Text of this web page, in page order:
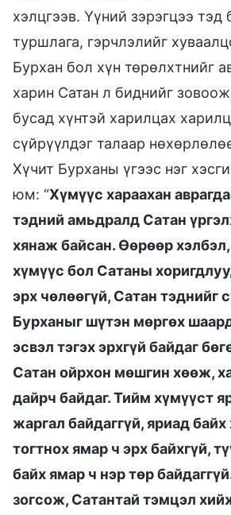
хэлцгээв. Үүний зэрэгцээ тэд
туршлага, гэрчлэлийг
Бурхан бол хүн төрөлхтнийг
харин Сатан л биднийг
бусад хүнтэй харилцах
сүйрүүлдэг талаар
Хүчит Бурханы үгээс нэг
юм: “Хүмүүс хараахан
тэдний амьдралд Сатан
хянаж байсан. Өөрөөр хэлбэл,
хүмүүс бол Сатаны
эрх чөлөөгүй, Сатан тэднийг
Бурханыг шүтэн мөргөх
эсвэл тэгэх эрхгүй байдаг
Сатан ойрхон мөшгин хөөж,
дайрч байдаг. Тийм хүмүүст
жаргал байдаггүй, яриад
тогтнох ямар ч эрх байхгүй,
байх ямар ч нэр төр
зогсож, Сатантай тэмцэл